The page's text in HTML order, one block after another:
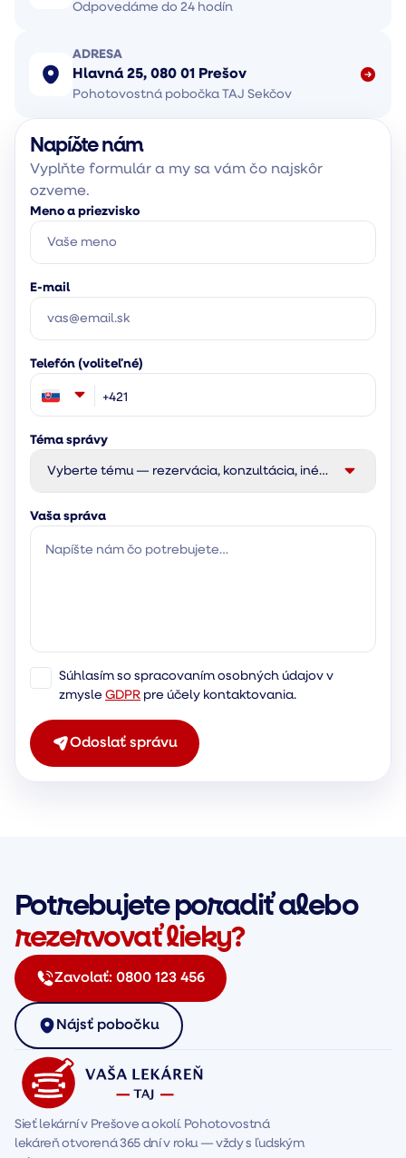
Odpovedáme do 24 hodín
ADRESA
Hlavná 25, 080 01 Prešov
Pohotovostná pobočka TAJ Sekčov
Napíšte nám
Vyplňte formulár a my sa vám čo najskôr
ozveme.
Meno a priezvisko
E-mail
Telefón (voliteľné)
Téma správy
Vyberte tému — rezervácia, konzultácia, iné…
Vaša správa
Súhlasím so spracovaním osobných údajov v
zmysle GDPR pre účely kontaktovania.
Odoslať správu
Potrebujete poradiť alebo
rezervovať lieky?
Zavolať: 0800 123 456
Nájsť pobočku
Sieť lekární v Prešove a okolí. Pohotovostná
lekáreň otvorená 365 dní v roku — vždy s ľudským